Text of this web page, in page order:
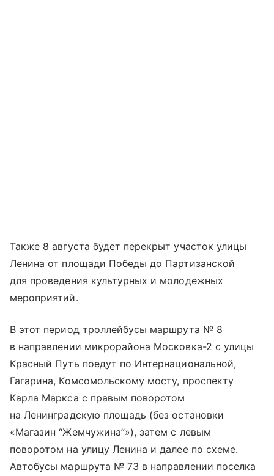
Также 8 августа будет перекрыт участок улицы
Ленина от площади Победы до Партизанской
для проведения культурных и молодежных
мероприятий.
В этот период троллейбусы маршрута № 8
в направлении микрорайона Московка-2 с улицы
Красный Путь поедут по Интернациональной,
Гагарина, Комсомольскому мосту, проспекту
Карла Маркса с правым поворотом
на Ленинградскую площадь (без остановки
«Магазин “Жемчужина”»), затем с левым
поворотом на улицу Ленина и далее по схеме.
Автобусы маршрута № 73 в направлении поселка